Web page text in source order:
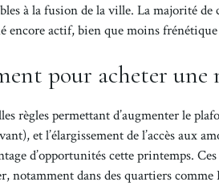
à la fusion de la ville. La majorité
encore actif, bien que moins frénétique
pour acheter une
règles permettant d’augmenter le
et l’élargissement de l’accès aux
d’opportunités cette printemps.
notamment dans des quartiers